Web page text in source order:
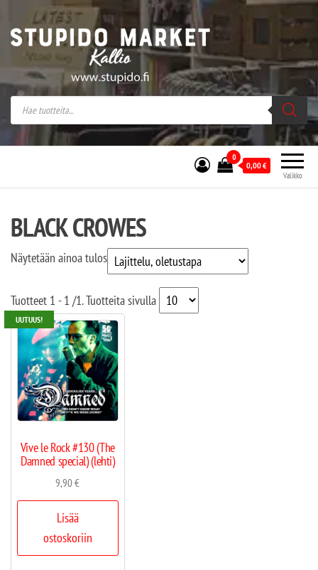
Stupido Market – verkossa ja kivijalassa
Stupido Market on vaihtoehtomusaan
erikoistunut verkko- sekä
kivijalkakauppa Helsingissä Kallion
sydämessä.
Valikko
0
0,00€
BLACK CROWES
Näytetään ainoa tulos
Tuotteet 1 - 1 /1. Tuotteita sivulla
UUTUUS!
Vive le Rock #130 (The
Damned special) (lehti)
9,90€
Lisää
ostoskoriin